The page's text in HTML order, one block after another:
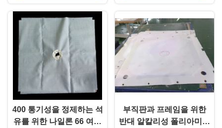
400 통기성을 정제하는 석
유를 위한 나일론 66 여과
부직판과 프레임을 위한
반대 알칼리성 폴리아미드